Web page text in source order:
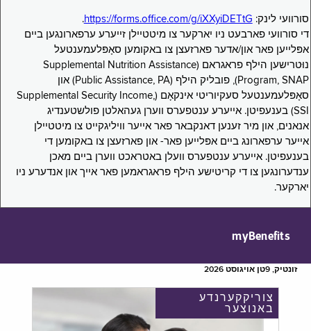
סורוועי לינק: https://forms.office.com/g/iXXyiDETtG
.
די סורוועי פארבעט ניו יארקער צו מיטטיילן זייערע ערפארונגען ביים
אפּלייען פאר און/אדער פארזעצן צו באקומען סאָפּלעמענטעל
נוּטרישען הילף פראגראם (Supplemental Nutrition Assistance
Program, SNAP), פובליק הילף (Public Assistance, PA) און
סאָפּלעמענטעל סעקיוריטי אינקאָם (Supplemental Security Income,
SSI) בענעפיטן. אייערע ענטפערס ווערן געהאלטן פולשטענדיג
אנאנים, און מיר זענען דאנקבאר פאר אייער וויליגקייט צו מיטטיילן
אייער ערפארונג ביים אפּלייען פאר- און פארזעצן צו באקומען די
בענעפיטן. אייערע ענטפערס וועלן באטראכט ווערן ביים מאכן
ענדערונגען צו די קריטישע הילף פראגראמען פאר אייך און אנדערע ניו
יארקער.
myBenefits
זונטיק, 9טן אויגוסט 2026
צוריקקערנדע
באנוצער